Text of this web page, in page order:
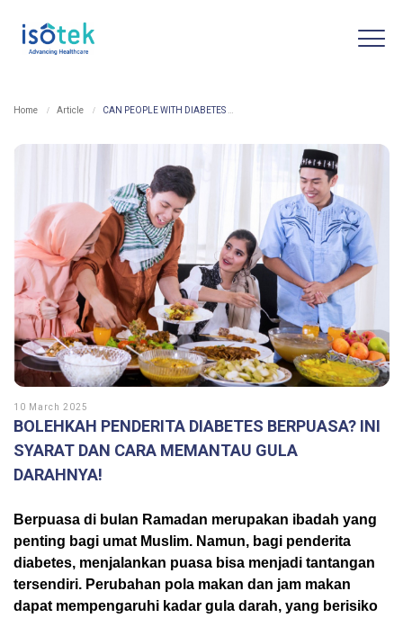
Home Article
10 March 2025
BOLEHKAH PENDERITA DIABETES BERPUASA? INI
SYARAT DAN CARA MEMANTAU GULA
DARAHNYA!
Berpuasa di bulan Ramadan merupakan ibadah yang
penting bagi umat Muslim. Namun, bagi penderita
diabetes, menjalankan puasa bisa menjadi tantangan
tersendiri. Perubahan pola makan dan jam makan
dapat mempengaruhi kadar gula darah, yang berisiko